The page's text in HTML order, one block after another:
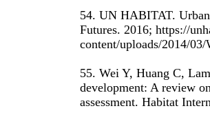
54. UN HABITAT.
Futures. 2016; https://
content/uploads/2014/
55. Wei Y, Huang C,
development: A review
assessment. Habitat